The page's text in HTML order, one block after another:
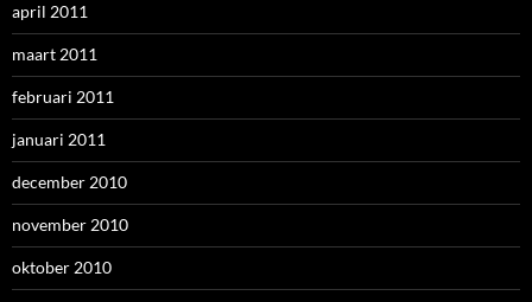
april 2011
maart 2011
februari 2011
januari 2011
december 2010
november 2010
oktober 2010